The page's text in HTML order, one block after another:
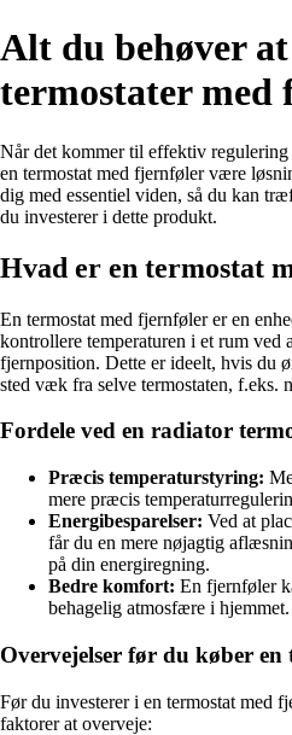
Alt du behøver
termostater
Når det kommer til effektiv
en termostat med fjernføler være
dig med essentiel viden, så du kan
du investerer i dette produkt.
Hvad er en termostat
En termostat med fjernføler er en
kontrollere temperaturen i et rum ved
fjernposition. Dette er ideelt, hvis du
sted væk fra selve termostaten, f.eks.
Fordele ved en radiator
Præcis temperaturstyring:
mere præcis
Energibesparelser: Ved at
får du en mere nøjagtig
på din energiregning.
Bedre komfort: En fjernføler
behagelig atmosfære i hjemmet.
Overvejelser før du køber
Før du investerer i en termostat med
faktorer at overveje: